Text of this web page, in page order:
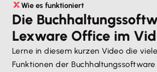
Wie es funktioniert
Die
Lexware Office im
Lerne in diesem kurzen Video die
Funktionen der Buchhaltungssoftware